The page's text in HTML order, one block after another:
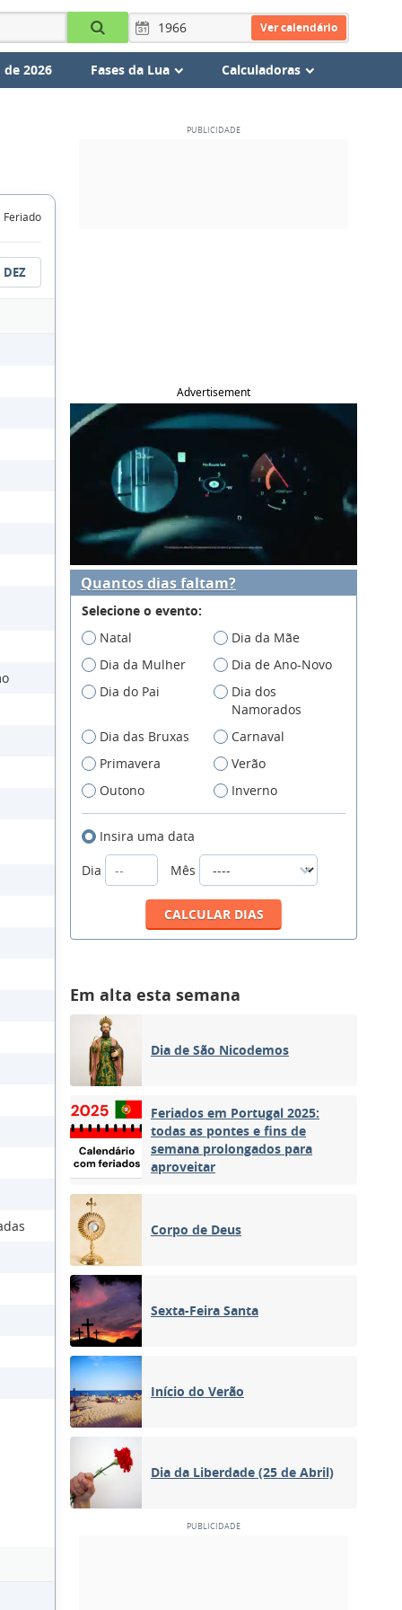
Ver calendário
2026 Fases da Lua Calculadoras
Feriado
DEZ
Advertisement
Quantos dias faltam?
Selecione o evento:
Natal
Dia da Mãe
Dia da Mulher
Dia de Ano-Novo
Dia do Pai
Dia dos
Namorados
Dia das Bruxas
Carnaval
Primavera
Verão
Outono
Inverno
Insira uma data
Dia
Mês
Em alta esta semana
Dia de São Nicodemos
Feriados em Portugal 2025:
todas as pontes e fins de
semana prolongados para
aproveitar
Corpo de Deus
Sexta-Feira Santa
Início do Verão
Dia da Liberdade (25 de Abril)